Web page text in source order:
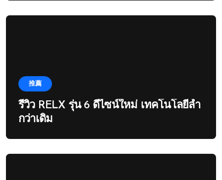
推薦
รีวิว RELX รุ่น 6 ดีไซน์ใหม่ เทคโนโลยีล้ำ
กว่าเดิม